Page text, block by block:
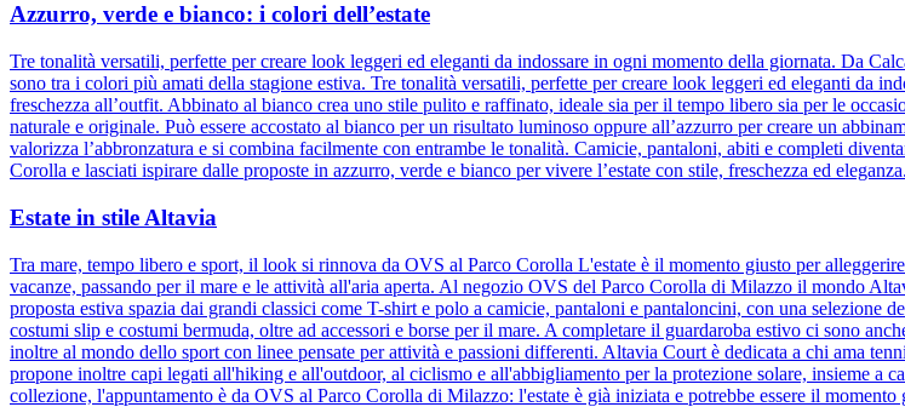
Azzurro, verde e bianco: i colori dell’estate
Tre tonalità versatili, perfette per creare look leggeri ed eleganti da indossare in ogni momento della giornata. Da
sono tra i colori più amati della stagione estiva. Tre tonalità versatili, perfette per creare look leggeri ed eleganti da
freschezza all’outfit. Abbinato al bianco crea uno stile pulito e raffinato, ideale sia per il tempo libero sia per le
naturale e originale. Può essere accostato al bianco per un risultato luminoso oppure all’azzurro per creare un
valorizza l’abbronzatura e si combina facilmente con entrambe le tonalità. Camicie, pantaloni, abiti e completi
Corolla e lasciati ispirare dalle proposte in azzurro, verde e bianco per vivere l’estate con stile, freschezza ed eleganza.
Estate in stile Altavia
Tra mare, tempo libero e sport, il look si rinnova da OVS al Parco Corolla L'estate è il momento giusto per
vacanze, passando per il mare e le attività all'aria aperta. Al negozio OVS del Parco Corolla di Milazzo il mondo
proposta estiva spazia dai grandi classici come T-shirt e polo a camicie, pantaloni e pantaloncini, con una selezione
costumi slip e costumi bermuda, oltre ad accessori e borse per il mare. A completare il guardaroba estivo ci sono
inoltre al mondo dello sport con linee pensate per attività e passioni differenti. Altavia Court è dedicata a chi ama
propone inoltre capi legati all'hiking e all'outdoor, al ciclismo e all'abbigliamento per la protezione solare, insieme a
collezione, l'appuntamento è da OVS al Parco Corolla di Milazzo: l'estate è già iniziata e potrebbe essere il